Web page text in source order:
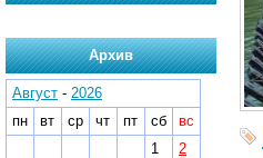
Архив
Август - 2026
пн
вт ср чт пт сб
вс
1
2